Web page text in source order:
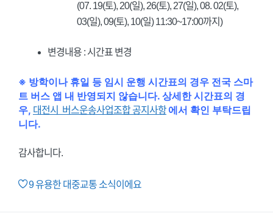
(07. 19(토), 20(일), 26(토), 27(일), 08. 02(토),
03(일), 09(토), 10(일) 11:30~17:00까지)
변경내용 : 시간표 변경
※ 방학이나 휴일 등 임시 운행 시간표의 경우 전국 스마
트 버스 앱 내 반영되지 않습니다. 상세한 시간표의 경
우, 대전시 버스운송사업조합 공지사항 에서 확인 부탁드립
니다.
감사합니다.
9유용한 대중교통 소식이에요